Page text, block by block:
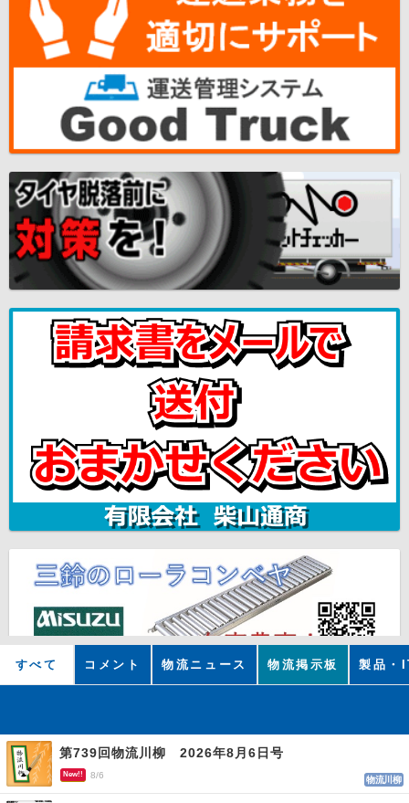
すべて コメント 物流ニュース 物流掲示板 製品・
第739回物流川柳 2026年8月6日号
New!! 8/6 物流川柳